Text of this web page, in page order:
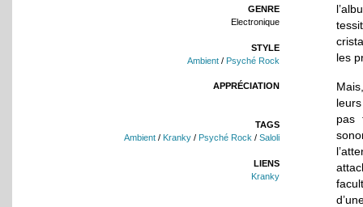
GENRE
Electronique
STYLE
Ambient / Psyché Rock
APPRÉCIATION
TAGS
Ambient / Kranky / Psyché Rock / Saloli
LIENS
Kranky
les
pas